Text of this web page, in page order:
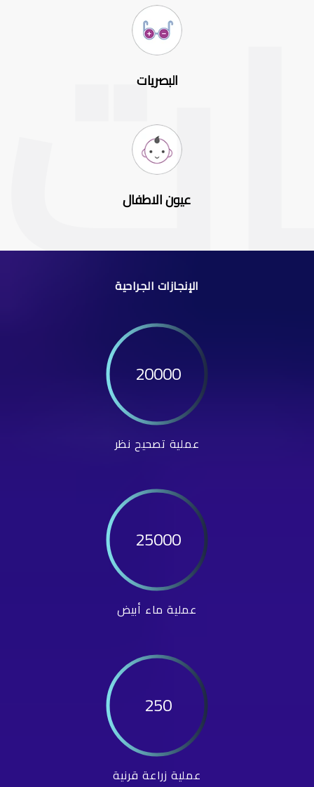
البصريات
عيون الاطفال
الإنجازات الجراحية
20000
عملية تصحيح نظر
25000
عملية ماء أبيض
250
عملية زراعة قرنية